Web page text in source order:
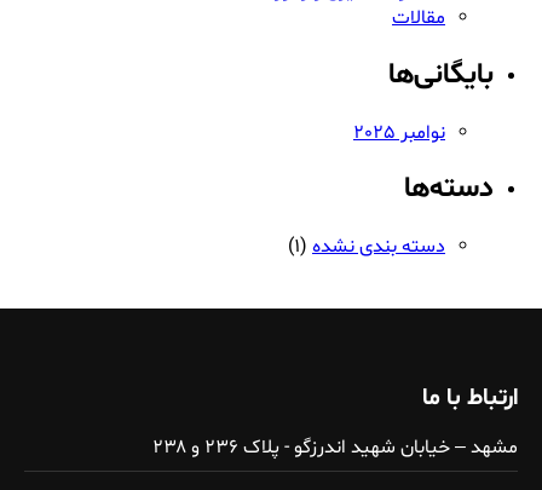
مقالات
بایگانی‌ها
نوامبر 2025
دسته‌ها
دسته بندی نشده (1)
ارتباط با ما
مشهد – خیابان شهید اندرزگو - پلاک ۲۳۶ و ۲۳۸